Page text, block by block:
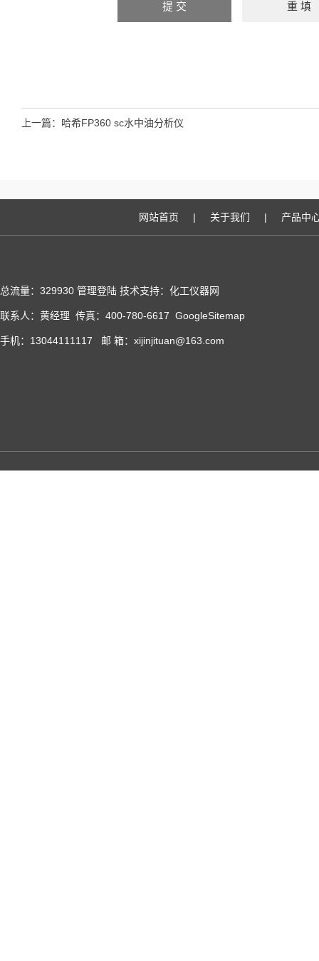
上一篇： 哈希FP360 sc水中油分析仪
网站首页 | 关于我们 | 产品中
总流量：329930 管理登陆 技术支持：化工仪器网
联系人：黄经理 传真：400-780-6617 GoogleSitemap
手机：13044111117 邮 箱：xijinjituan@163.com